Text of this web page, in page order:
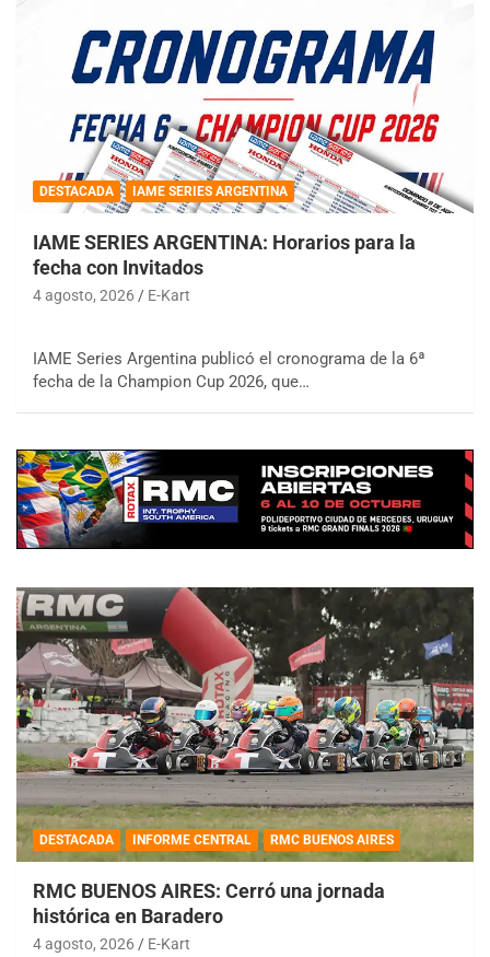
DESTACADA IAME SERIES ARGENTINA
IAME SERIES ARGENTINA: Horarios para la
fecha con Invitados
4 agosto, 2026 E-Kart
IAME Series Argentina publicó el cronograma de la 6ª
fecha de la Champion Cup 2026, que…
DESTACADA INFORME CENTRAL RMC BUENOS AIRES
RMC BUENOS AIRES: Cerró una jornada
histórica en Baradero
4 agosto, 2026 E-Kart